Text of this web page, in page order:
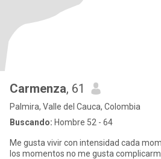
Carmenza, 61
Palmira, Valle del Cauca, Colombia
Buscando: Hombre 52 - 64
Me gusta vivir con intensidad cada
los momentos no me gusta